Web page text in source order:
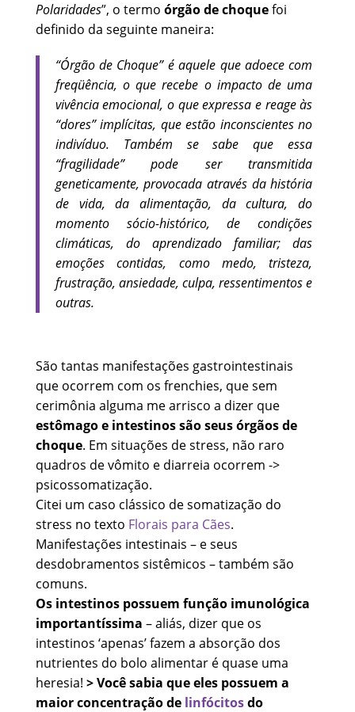
Polaridades”, o termo órgão de choquefoi
definido da seguinte maneira:
“Órgão de Choque” é aquele que adoece com
freqüência, o que recebe o impacto de uma
vivência emocional, o que expressa e reage às
“dores” implícitas, que estão inconscientes no
indivíduo. Também se sabe que essa
“fragilidade” pode ser transmitida
geneticamente, provocada através da história
de vida, da alimentação, da cultura, do
momento sócio-histórico, de condições
climáticas, do aprendizado familiar; das
emoções contidas, como medo, tristeza,
frustração, ansiedade, culpa, ressentimentos e
outras.
São tantas manifestações gastrointestinais
que ocorrem com os frenchies, que sem
cerimônia alguma me arrisco a dizer que
estômago e intestinos são seus órgãos de
choque. Em situações de stress, não raro
quadros de vômito e diarreia ocorrem ->
psicossomatização.
Citei um caso clássico de somatização do
stress no texto Florais para Cães.
Manifestações intestinais – e seus
desdobramentos sistêmicos – também são
comuns.
Os intestinos possuem função imunológica
importantíssima – aliás, dizer que os
intestinos ‘apenas’ fazem a absorção dos
nutrientes do bolo alimentar é quase uma
heresia! > Você sabia que eles possuem a
maior concentração de linfócitosdo